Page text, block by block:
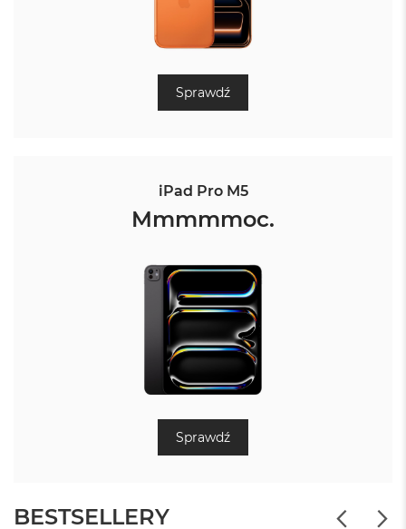
Sprawdź
iPad Pro M5
Mmmmmoc.
Sprawdź
BESTSELLERY